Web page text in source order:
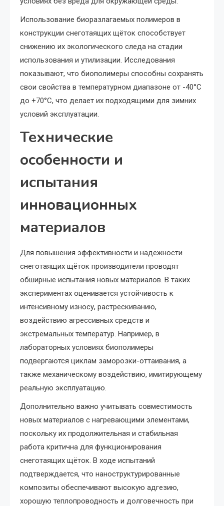
Использование биоразлагаемых полимеров в
конструкции снеготаящих щёток способствует
снижению их экологического следа на стадии
использования и утилизации. Исследования
показывают, что биополимеры способны сохранять
свои свойства в температурном диапазоне от -40°C
до +70°C, что делает их подходящими для зимних
условий эксплуатации.
Технические
особенности и
испытания
инновационных
материалов
Для повышения эффективности и надежности
снеготаящих щёток производители проводят
обширные испытания новых материалов. В таких
экспериментах оценивается устойчивость к
интенсивному износу, растрескиванию,
воздействию агрессивных средств и
экстремальных температур. Например, в
лабораторных условиях биополимеры
подвергаются циклам заморозки-оттаивания, а
также механическому воздействию, имитирующему
реальную эксплуатацию.
Дополнительно важно учитывать совместимость
новых материалов с нагревающими элементами,
поскольку их продолжительная и стабильная
работа критична для функционирования
снеготаящих щёток. В ходе испытаний
подтверждается, что наноструктурированные
композиты обеспечивают высокую адгезию,
хорошую теплопроводность и долговечность при